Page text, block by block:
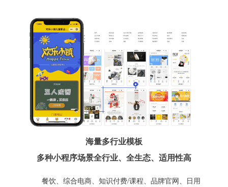
海量多行业模板
多种小程序场景全行业、全生态、适用性高
餐饮、综合电商、知识付费/课程、品牌官网、日用